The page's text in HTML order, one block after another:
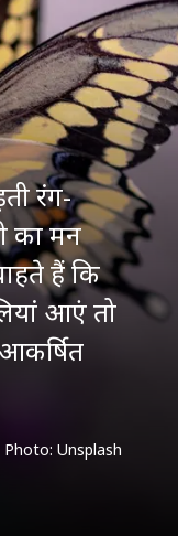
रंग-
का मन
हैं कि
आएं तो
Photo: Unsplash